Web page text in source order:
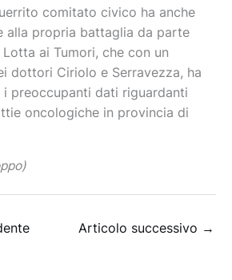
comitato civico ha anche
alla propria battaglia da parte
ai Tumori, che con un
dottori Ciriolo e Serravezza, ha
i preoccupanti dati riguardanti
oncologiche in provincia di
Articolo successivo →